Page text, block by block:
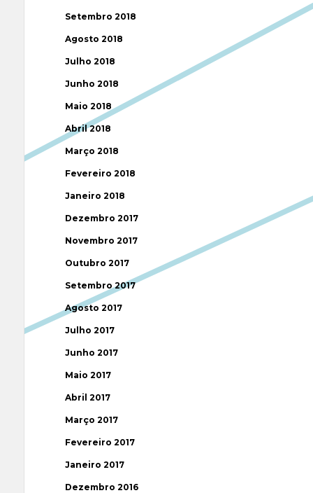
Setembro 2018
Agosto 2018
Julho 2018
Junho 2018
Maio 2018
Abril 2018
Março 2018
Fevereiro 2018
Janeiro 2018
Dezembro 2017
Novembro 2017
Outubro 2017
Setembro 2017
Agosto 2017
Julho 2017
Junho 2017
Maio 2017
Abril 2017
Março 2017
Fevereiro 2017
Janeiro 2017
Dezembro 2016